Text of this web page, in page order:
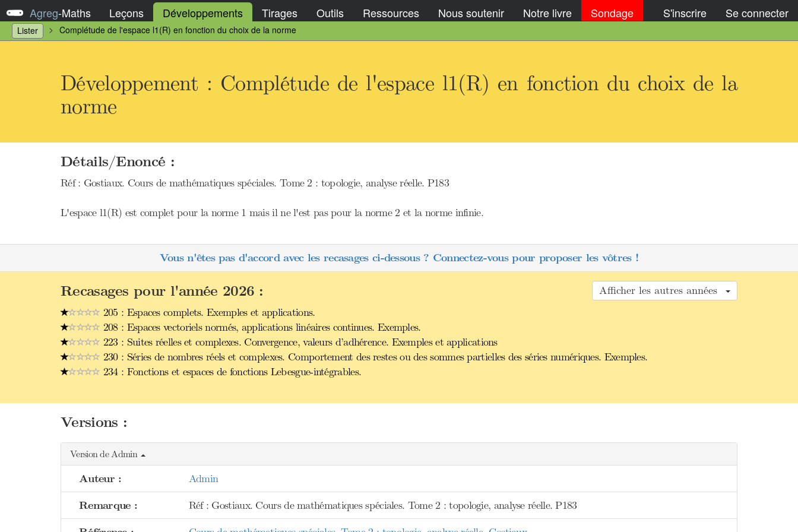
Agreg-Maths Leçons Développements Tirages Outils Ressources Nous soutenir Notre livre Sondage S'inscrire Se connecter
Lister Complétude de l'espace l1(R) en fonction du choix de la norme
Développement : Complétude de l'espace l1(R) en fonction du choix de la
norme
Détails/Enoncé :
Réf : Gostiaux. Cours de mathématiques spéciales. Tome 2 : topologie, analyse réelle. P183
L'espace l1(R) est complet pour la norme 1 mais il ne l'est pas pour la norme 2 et la norme infinie.
Vous n'êtes pas d'accord avec les recasages ci-dessous ? Connectez-vous pour proposer les vôtres !
Afficher les autres années
Recasages pour l'année 2026 :
205 : Espaces complets. Exemples et applications.
208 : Espaces vectoriels normés, applications linéaires continues. Exemples.
223 : Suites réelles et complexes. Convergence, valeurs d’adhérence. Exemples et applications
230 : Séries de nombres réels et complexes. Comportement des restes ou des sommes partielles des séries numériques. Exemples.
234 : Fonctions et espaces de fonctions Lebesgue-intégrables.
Versions :
Version de Admin
Auteur : Admin
Remarque : Réf : Gostiaux. Cours de mathématiques spéciales. Tome 2 : topologie, analyse réelle. P183